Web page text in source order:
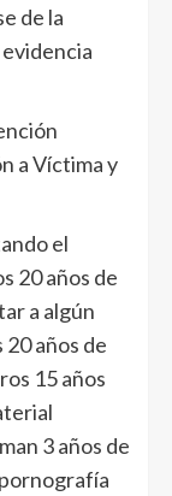
de la
a Víctima y
el
20 años de
a algún
años de
15 años
3 años de